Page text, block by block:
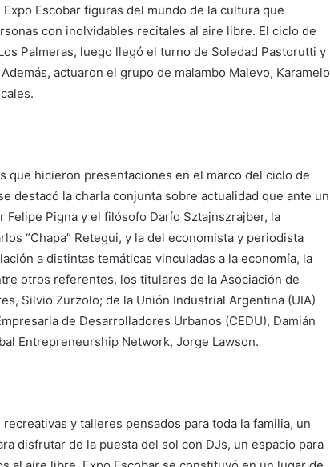
Escobar figuras del mundo de la cultura que
con inolvidables recitales al aire libre. El ciclo de
Palmeras, luego llegó el turno de Soledad Pastorutti y
actuaron el grupo de malambo Malevo, Karamelo
que hicieron presentaciones en el marco del ciclo de
destacó la charla conjunta sobre actualidad que ante un
Pigna y el filósofo Darío Sztajnszrajber, la
“Chapa” Retegui, y la del economista y periodista
a distintas temáticas vinculadas a la economía, la
otros referentes, los titulares de la Asociación de
Silvio Zurzolo; de la Unión Industrial Argentina (UIA)
de Desarrolladores Urbanos (CEDU), Damián
Entrepreneurship Network, Jorge Lawson.
y talleres pensados para toda la familia, un
disfrutar de la puesta del sol con DJs, un espacio para